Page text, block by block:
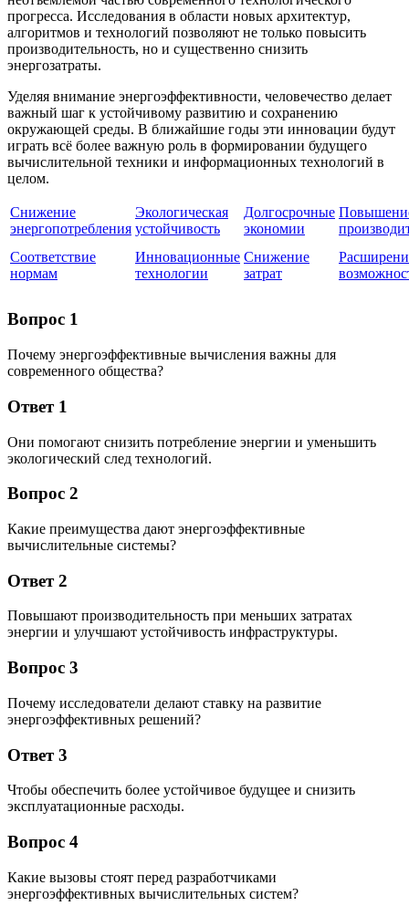
прогресса. Исследования в области новых архитектур,
алгоритмов и технологий позволяют не только повысить
производительность, но и существенно снизить
энергозатраты.
Уделяя внимание энергоэффективности, человечество делает
важный шаг к устойчивому развитию и сохранению
окружающей среды. В ближайшие годы эти инновации будут
играть всё более важную роль в формировании будущего
вычислительной техники и информационных технологий в
целом.
Снижение
энергопотребления
Экологическая
устойчивость
Долгосрочные
экономии
Соответствие
нормам
Инновационные
технологии
Снижение
затрат
Вопрос 1
Почему энергоэффективные вычисления важны для
современного общества?
Ответ 1
Они помогают снизить потребление энергии и уменьшить
экологический след технологий.
Вопрос 2
Какие преимущества дают энергоэффективные
вычислительные системы?
Ответ 2
Повышают производительность при меньших затратах
энергии и улучшают устойчивость инфраструктуры.
Вопрос 3
Почему исследователи делают ставку на развитие
энергоэффективных решений?
Ответ 3
Чтобы обеспечить более устойчивое будущее и снизить
эксплуатационные расходы.
Вопрос 4
Какие вызовы стоят перед разработчиками
энергоэффективных вычислительных систем?